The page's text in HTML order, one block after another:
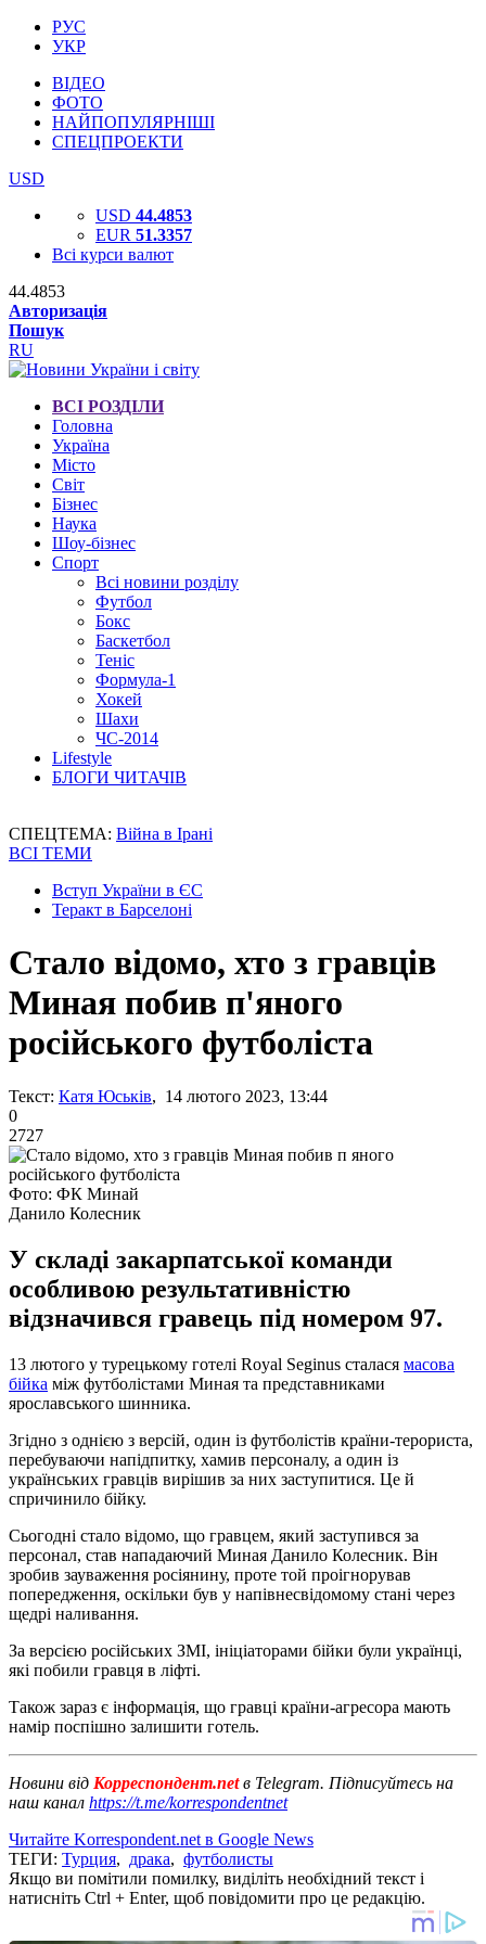
РУС
УКР
ВІДЕО
ФОТО
НАЙПОПУЛЯРНІШІ
СПЕЦПРОЕКТИ
USD
USD 44.4853
EUR 51.3357
Всі курси валют
44.4853
Авторизація
Пошук
RU
ВСІ РОЗДІЛИ
Головна
Україна
Місто
Світ
Бізнес
Наука
Шоу-бізнес
Спорт
Всі новини розділу
Футбол
Бокс
Баскетбол
Теніс
Формула-1
Хокей
Шахи
ЧС-2014
Lifestyle
БЛОГИ ЧИТАЧІВ
СПЕЦТЕМА: Війна в Ірані
ВСІ ТЕМИ
Вступ України в ЄС
Теракт в Барселоні
Стало відомо, хто з гравців
Миная побив п'яного
російського футболіста
Текст: Катя Юськів, 14 лютого 2023, 13:44
0
2727
Фото: ФК Минай
Данило Колесник
У складі закарпатської команди
особливою результативністю
відзначився гравець під номером 97.
13 лютого у турецькому готелі Royal Seginus сталася масова
бійка між футболістами Миная та представниками
ярославського шинника.
Згідно з однією з версій, один із футболістів країни-терориста,
перебуваючи напідпитку, хамив персоналу, а один із
українських гравців вирішив за них заступитися. Це й
спричинило бійку.
Сьогодні стало відомо, що гравцем, який заступився за
персонал, став нападаючий Миная Данило Колесник. Він
зробив зауваження росіянину, проте той проігнорував
попередження, оскільки був у напівнесвідомому стані через
щедрі наливання.
За версією російських ЗМІ, ініціаторами бійки були українці,
які побили гравця в ліфті.
Також зараз є інформація, що гравці країни-агресора мають
намір поспішно залишити готель.
Новини від Корреспондент.netв Telegram. Підписуйтесь на
наш канал https://t.me/korrespondentnet
Читайте Korrespondent.net в Google News
ТЕГИ: Турция, драка, футболисты
Якщо ви помітили помилку, виділіть необхідний текст і
натисніть Ctrl + Enter, щоб повідомити про це редакцію.